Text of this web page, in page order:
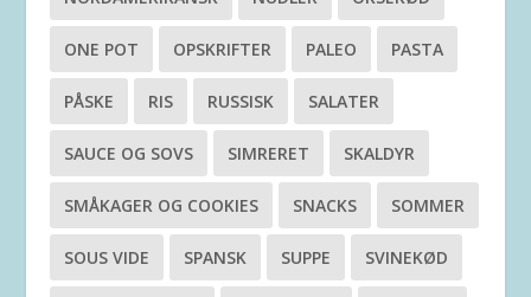
ONE POT OPSKRIFTER PALEO PASTA
PÅSKE RIS RUSSISK SALATER
SAUCE OG SOVS SIMRERET SKALDYR
SMÅKAGER OG COOKIES SNACKS SOMMER
SOUS VIDE SPANSK SUPPE SVINEKØD